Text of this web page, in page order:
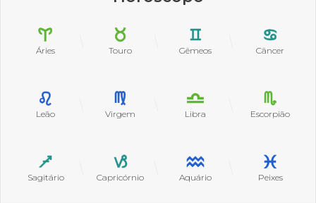
Áries Touro Gêmeos Câncer
Leão Virgem Libra Escorpião
Sagitário Capricórnio Aquário Peixes